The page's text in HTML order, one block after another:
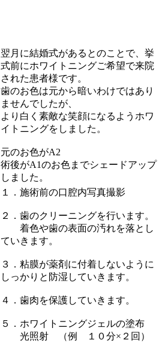
翌月に結婚式があるとのことで、挙
式前にホワイトニングご希望で来院
された患者様です。
歯のお色は元から暗いわけではあり
ませんでしたが、
より白く素敵な笑顔になるようホワ
イトニングをしました。
元のお色がA2
術後がA1のお色までシェードアップ
しました。
１．施術前の口腔内写真撮影
２．歯のクリーニングを行います。
着色や歯の表面の汚れを落とし
ていきます。
３．粘膜が薬剤に付着しないように
しっかりと防湿していきます。
４．歯肉を保護していきます。
５．ホワイトニングジェルの塗布
光照射 （例 １０分×２回）